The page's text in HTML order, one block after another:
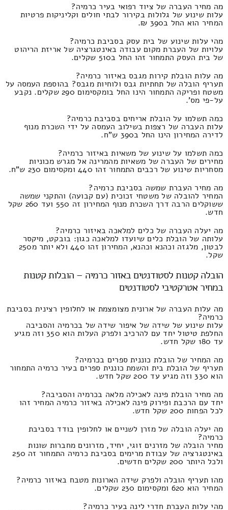
מה מחיר העברה של ציוד רפואי בעיר כרמיה?
עלות שינוע של גלולות בקירור לבתי חולים וקליניקות פרטיות
המחיר הוא החל ב390 ₪.
מהי עלות שינוע של בית עסק בסביבת כרמיה?
עלויות של העברת מקום עבודה באינטגרציה של אריזת הריהוט
של בית העסק התמחור זהו החל ב510 שקלים.
מה עלות הובלת קירות מגבס באיזור כרמיה?
תעריף הובלה של תחתיות גבס ולוחיות מגבס? בהוספת העמסה על
משטח ופריקה התמחור הינו החל בומקסימום 290 שקלים. נקבע
על-פי מס'.
כמה תשלמו על הובלת אריחים בסביבת כרמיה?
עלות העברה של רצפות בשילוב העמסה על ידי השכרת מנוף
לדירה המחירון הינו החל ב390 ש"ח.
כמה תשלמו על שינוע של משאיות באיזור כרמיה?
מחירים של העברה של משאיות מהמרינה אל מגרש מכוניות
מסחריות שינוע של רכבים התמחור זהו 440 ומקסימום 230 ש"ח.
מה מחיר העברת שמשה בסביבת כרמיה?
המחיר להובלה של משטחי זכוכית (עם קבועה) והתקני שמשה
ששוקלים הרבה דרך השכרת מנוף המחירון זה 550 ועד 260 שקל
חדש.
מה יעלה העברה של כלים למלאכה באיזור כרמיה?
עלותה של הובלת כלים שיועדו למלאכה כגון: בובקט, מיקסר
לבטון, מלגזה וכהנא וכהנא, המחירון זהו 440 ולא יותר מ250
שקל.
הובלה קטנות לסטודנטים באזור כרמיה – הובלות קטנות
במחיר אטרקטיבי לסטודנטים
מה עלות העברה של ארונית מצומצמת או לחלופין רצינית בסביבת
כרמיה?
עלות שינוע של שידה של איפור שידה של בכרמיה והסביבה
החלפת טיטול יחד עם להרכיב ולפרק העלות הוא 350 וזה מגיע
עד 180 שקל חדש.
מה המחיר של הובלת כוננית ספרים בכרמיה?
תעריף של הובלת בית והשמת כוננית ספרים בעיר כרמיה התמחור
הוא 330 וזה מגיע עד 200 שקל חדש.
מה מחיר הובלת פינה לאכילה מלאה בכרמיה והסביבה?
יחד עם הרכבת ופירוק פינה לאכילה באיזור כרמיה המחיר זהו
לכל הפחות 200 שקל חדש.
מה יעלה הובלה של מזרן לשניים או לחלופין בודד בסביבת
כרמיה?
מחיר הובלה של מזרנים זוגי, יחיד, מזרונים מחברות שונות
באינטגרציה של עבודת מרימים בסביבת כרמיה התמחור זה 250
ולכל היותר 200 שקלים חדשים.
מהו תעריף הובלה ולפרק שידה הארונות מטבח באיזור כרמיה?
המחיר הוא 620 ומקסימום 230 שקלים.
מהי עלות העברת חדרי לינה בעיר כרמיה?